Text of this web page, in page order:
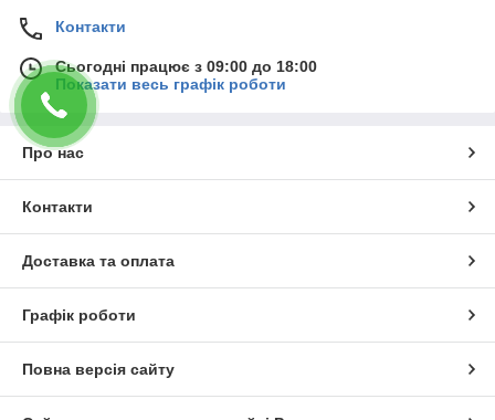
Контакти
Сьогодні працює з 09:00 до 18:00
Показати весь графік роботи
Про нас
Контакти
Доставка та оплата
Графік роботи
Повна версія сайту